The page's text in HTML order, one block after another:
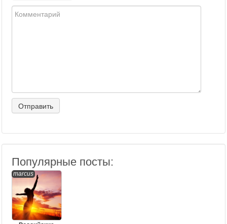
Популярные посты:
marcus